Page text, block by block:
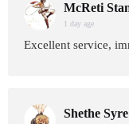
McReti
1 day age
Excellent service,
Shethe Syre